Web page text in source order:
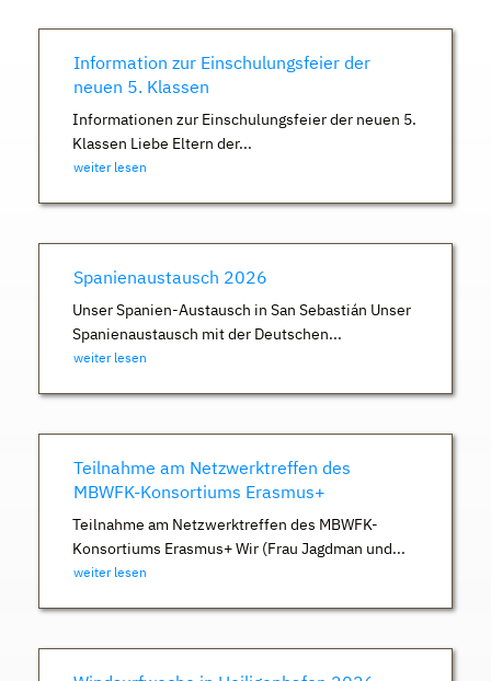
Information zur Einschulungsfeier der
neuen 5. Klassen
Informationen zur Einschulungsfeier der neuen 5.
Klassen Liebe Eltern der...
weiter lesen
Spanienaustausch 2026
Unser Spanien-Austausch in San Sebastián Unser
Spanienaustausch mit der Deutschen...
weiter lesen
Teilnahme am Netzwerktreffen des
MBWFK-Konsortiums Erasmus+
Teilnahme am Netzwerktreffen des MBWFK-
Konsortiums Erasmus+ Wir (Frau Jagdman und...
weiter lesen